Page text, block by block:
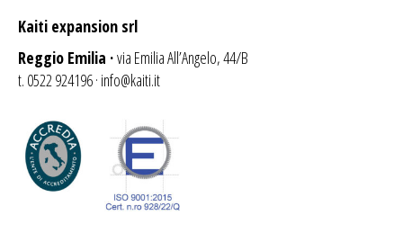
Kaiti expansion srl
Reggio Emilia ·via Emilia All’Angelo, 44/B
t. 0522 924196 · info@kaiti.it